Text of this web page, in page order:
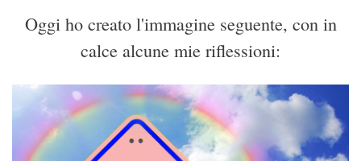
Oggi ho creato l'immagine seguente, con in
calce alcune mie riflessioni: